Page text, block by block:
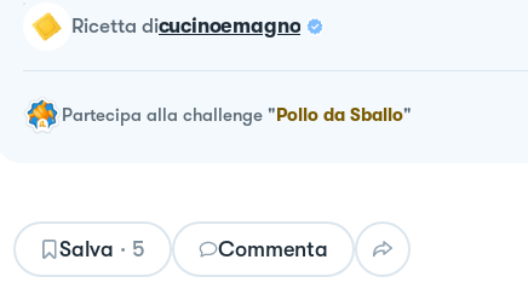
ricetta dicucinoemagno
Partecipa alla challenge"Pollo da Sballo"
Salva · 5 Commenta